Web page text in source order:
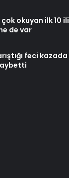
çok okuyan ilk 10 ili
de var
feci kazada